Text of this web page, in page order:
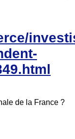
de la France ?